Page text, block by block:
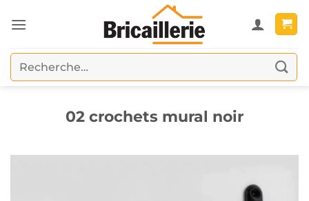
au
Recherche
pour :
02 crochets mural noir